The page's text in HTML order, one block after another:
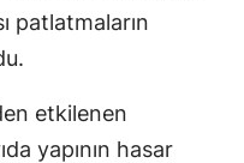
patlatmaların
etkilenen
yapının hasar